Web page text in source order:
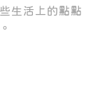
生活上的點點